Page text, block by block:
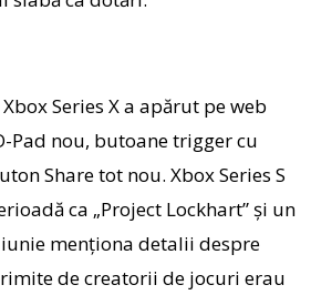
Series X a apărut pe web
Pad nou, butoane trigger cu
Share tot nou. Xbox Series S
ca „Project Lockhart” şi un
menţiona detalii despre
de creatorii de jocuri erau